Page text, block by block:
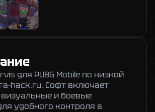
для PUBG Mobile по низкой
hack.ru. Софт включает
и боевые
удобного контроля в